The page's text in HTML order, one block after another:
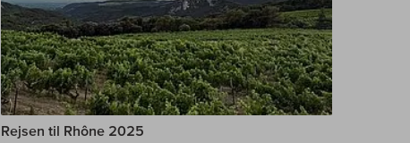
Rejsen til Rhône 2025